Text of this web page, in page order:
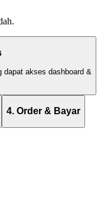
dapat akses dashboard &
4. Order & Bayar